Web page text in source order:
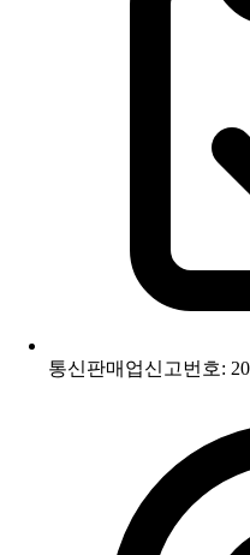
통신판매업신고번호: